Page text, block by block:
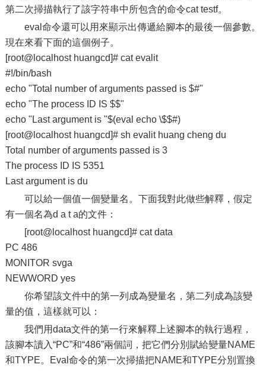
第二次掃描執行了該字符串中所包含的命令cat testf。
eval命令還可以用來顯示出傳遞給腳本的最後一個參數。
現在來看下面的這個例子。
[root@localhost huangcd]# cat evalit
#!/bin/bash
echo "Total number of arguments passed is $#"
echo "The process ID IS $$"
echo "Last argument is "$(eval echo \$$#)
[root@localhost huangcd]# sh evalit huang cheng du
Total number of arguments passed is 3
The process ID IS 5351
Last argument is du
可以給一個值一個變量名。下面我對此做些解釋，假定
有一個名為d a t a的文件：
[root@localhost huangcd]# cat data
PC 486
MONITOR svga
NEWWORD yes
你希望該文件中的第一列成為變量名，第二列成為該變
量的值，這樣就可以：
我們用data文件的第一行來解釋上述腳本的執行過程，
該腳本讀入“PC”和“486”兩個詞，把它們分別賦給變量NAME
和TYPE。Eval命令的第一次掃描把NAME和TYPE分別置換